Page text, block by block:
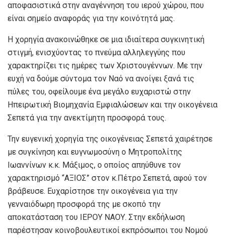
αποφασιστικά στην αναγέννηση του ιερού χώρου, που
είναι σημείο αναφοράς για την κοινότητά μας.
Η χορηγία ανακοινώθηκε σε μια ιδιαίτερα συγκινητική
στιγμή, ενισχύοντας το πνεύμα αλληλεγγύης που
χαρακτηρίζει τις ημέρες των Χριστουγέννων. Με την
ευχή να δούμε σύντομα τον Ναό να ανοίγει ξανά τις
πύλες του, οφείλουμε ένα μεγάλο ευχαριστώ στην
Ηπειρωτική Βιομηχανία Εμφιαλώσεων και την οικογένεια
Σεπετά για την ανεκτίμητη προσφορά τους.
Την ευγενική χορηγία της οικογένειας Σεπετά χαιρέτησε
με συγκίνηση και ευγνωμοσύνη ο Μητροπολίτης
Ιωαννίνων κ.κ. Μάξιμος, ο οποίος απηύθυνε τον
χαρακτηρισμό “ΑΞΙΟΣ” στον κ.Πέτρο Σεπετά, αφού τον
βράβευσε. Ευχαρίστησε την οικογένεια για την
γενναιόδωρη προσφορά της με σκοπό την
αποκατάσταση του ΙΕΡΟΥ ΝΑΟΥ. Στην εκδήλωση
παρέστησαν κοινοβουλευτικοί εκπρόσωποι του Νομού